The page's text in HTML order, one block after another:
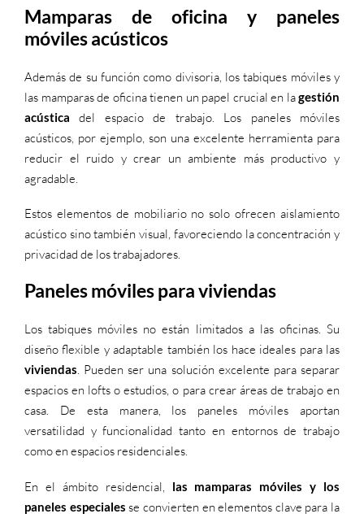
Mamparas de oficina y paneles
móviles acústicos
Además de su función como divisoria, los tabiques móviles y
las mamparas de oficina tienen un papel crucial en lagestión
acústica del espacio de trabajo. Los paneles móviles
acústicos, por ejemplo, son una excelente herramienta para
reducir el ruido y crear un ambiente más productivo y
agradable.
Estos elementos de mobiliario no solo ofrecen aislamiento
acústico sino también visual, favoreciendo la concentración y
privacidad de los trabajadores.
Paneles móviles para viviendas
Los tabiques móviles no están limitados a las oficinas. Su
diseño flexible y adaptable también los hace ideales para las
viviendas . Pueden ser una solución excelente para separar
espacios en lofts o estudios, o para crear áreas de trabajo en
casa. De esta manera, los paneles móviles aportan
versatilidad y funcionalidad tanto en entornos de trabajo
como en espacios residenciales.
En el ámbito residencial,
las mamparas móviles y los
paneles especiales se convierten en elementos clave para la